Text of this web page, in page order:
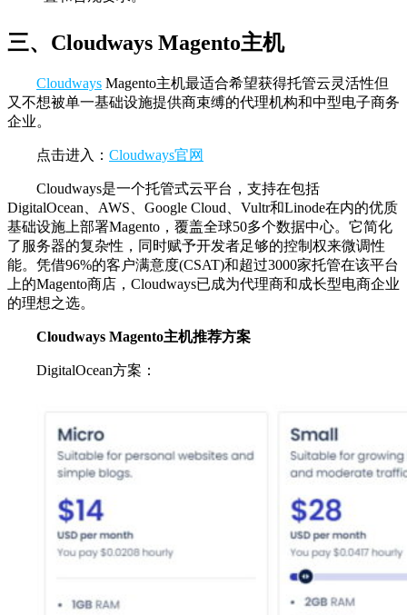
三、Cloudways Magento主机
Cloudways Magento主机最适合希望获得托管云灵活性但
又不想被单一基础设施提供商束缚的代理机构和中型电子商务
企业。
点击进入： Cloudways官网
Cloudways是一个托管式云平台，支持在包括
DigitalOcean、AWS、Google Cloud、Vultr和Linode在内的优质
基础设施上部署Magento，覆盖全球50多个数据中心。它简化
了服务器的复杂性，同时赋予开发者足够的控制权来微调性
能。凭借96%的客户满意度(CSAT)和超过3000家托管在该平台
上的Magento商店，Cloudways已成为代理商和成长型电商企业
的理想之选。
Cloudways Magento主机推荐方案
DigitalOcean方案：